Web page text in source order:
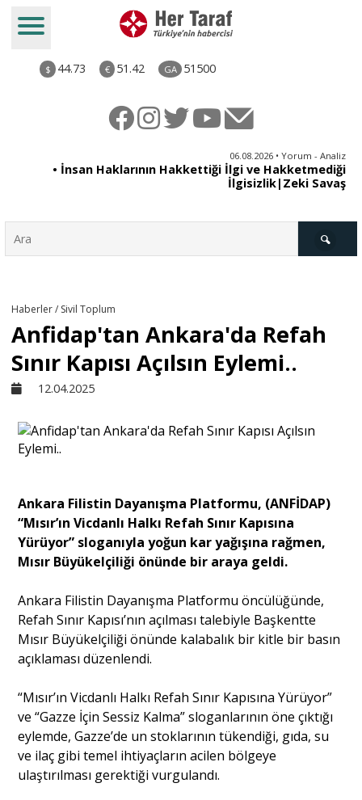
$ 44.73 € 51.42 GA 51500
06.08.2026 • Yorum - Analiz
• İnsan Haklarının Hakkettiği İlgi ve Hakketmediği
İlgisizlik|Zeki Savaş
Derkenar
Ekonomi
Dünya
Yorum - Analiz
Yazı Dizisi
Portre
Haberler / Sivil Toplum
Anfidap'tan Ankara'da Refah
Sınır Kapısı Açılsın Eylemi..
12.04.2025
Ankara Filistin Dayanışma Platformu, (ANFİDAP)
“Mısır’ın Vicdanlı Halkı Refah Sınır Kapısına
Yürüyor” sloganıyla yoğun kar yağışına rağmen,
Mısır Büyükelçiliği önünde bir araya geldi.
Ankara Filistin Dayanışma Platformu öncülüğünde,
Refah Sınır Kapısı’nın açılması talebiyle Başkentte
Mısır Büyükelçiliği önünde kalabalık bir kitle bir basın
açıklaması düzenlendi.
“Mısır’ın Vicdanlı Halkı Refah Sınır Kapısına Yürüyor”
ve “Gazze İçin Sessiz Kalma” sloganlarının öne çıktığı
eylemde, Gazze’de un stoklarının tükendiği, gıda, su
ve ilaç gibi temel ihtiyaçların acilen bölgeye
ulaştırılması gerektiği vurgulandı.